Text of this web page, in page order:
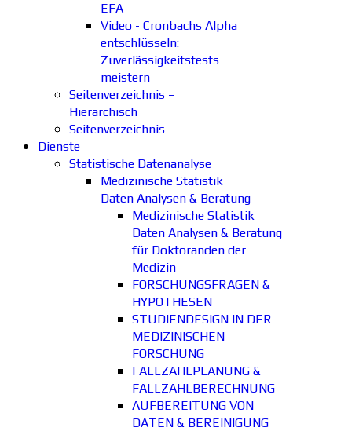
EFA
Video - Cronbachs Alpha
entschlüsseln:
Zuverlässigkeitstests
meistern
Seitenverzeichnis –
Hierarchisch
Seitenverzeichnis
Dienste
Statistische Datenanalyse
Medizinische Statistik
Daten Analysen & Beratung
Medizinische Statistik
Daten Analysen & Beratung
für Doktoranden der
Medizin
FORSCHUNGSFRAGEN &
HYPOTHESEN
STUDIENDESIGN IN DER
MEDIZINISCHEN
FORSCHUNG
FALLZAHLPLANUNG &
FALLZAHLBERECHNUNG
AUFBEREITUNG VON
DATEN & BEREINIGUNG